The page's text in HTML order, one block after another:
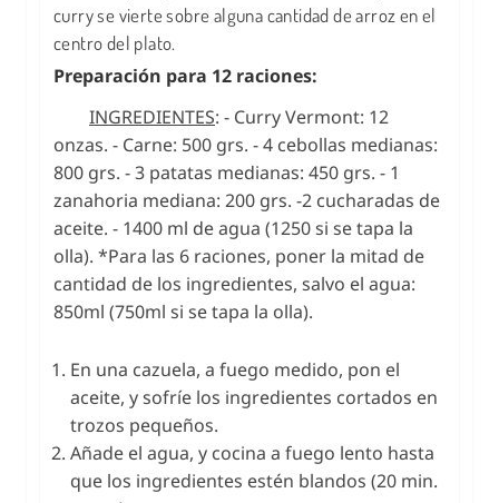
curry se vierte sobre alguna cantidad de arroz en el
centro del plato.
Preparación para 12 raciones:
INGREDIENTES: - Curry Vermont: 12
onzas. - Carne: 500 grs. - 4 cebollas medianas:
800 grs. - 3 patatas medianas: 450 grs. - 1
zanahoria mediana: 200 grs. -2 cucharadas de
aceite. - 1400 ml de agua (1250 si se tapa la
olla). *Para las 6 raciones, poner la mitad de
cantidad de los ingredientes, salvo el agua:
850ml (750ml si se tapa la olla).
En una cazuela, a fuego medido, pon el
aceite, y sofríe los ingredientes cortados en
trozos pequeños.
Añade el agua, y cocina a fuego lento hasta
que los ingredientes estén blandos (20 min.